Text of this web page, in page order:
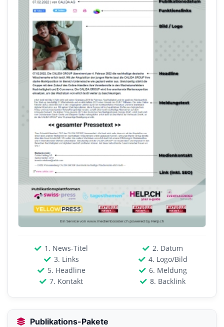
1. News-Titel
2. Datum
3. Links
4. Logo/Bild
5. Headline
6. Meldung
7. Kontakt
8. Backlink
Publikations-Pakete